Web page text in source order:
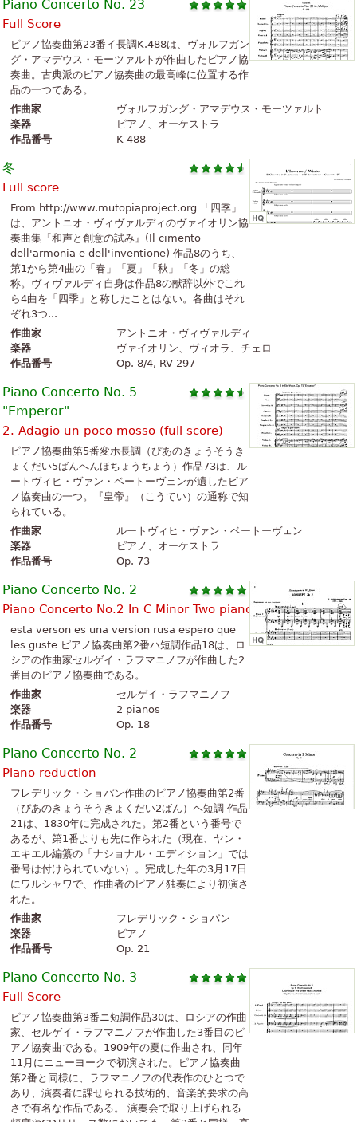
Piano Concerto No. 23
Full Score
ピアノ協奏曲第23番イ長調K.488は、ヴォルフガン
グ・アマデウス・モーツァルトが作曲したピアノ協
奏曲。古典派のピアノ協奏曲の最高峰に位置する作
品の一つである。
作曲家
ヴォルフガング・アマデウス・モーツァルト
楽器
ピアノ、オーケストラ
作品番号
K 488
冬
Full score
From http://www.mutopiaproject.org 「四季」
は、アントニオ・ヴィヴァルディのヴァイオリン協
奏曲集『和声と創意の試み』(Il cimento
dell'armonia e dell'inventione) 作品8のうち、
第1から第4曲の「春」「夏」「秋」「冬」の総
称。ヴィヴァルディ自身は作品8の献辞以外でこれ
ら4曲を「四季」と称したことはない。各曲はそれ
ぞれ3つ...
作曲家
アントニオ・ヴィヴァルディ
楽器
ヴァイオリン、ヴィオラ、チェロ
作品番号
Op. 8/4, RV 297
Piano Concerto No. 5
"Emperor"
2. Adagio un poco mosso (full score)
ピアノ協奏曲第5番変ホ長調（ぴあのきょうそうき
ょくだい5ばんへんほちょうちょう）作品73は、ル
ートヴィヒ・ヴァン・ベートーヴェンが遺したピア
ノ協奏曲の一つ。『皇帝』（こうてい）の通称で知
られている。
作曲家
ルートヴィヒ・ヴァン・ベートーヴェン
楽器
ピアノ、オーケストラ
作品番号
Op. 73
Piano Concerto No. 2
Piano Concerto No.2 In C Minor Two pianos
esta verson es una version rusa espero que
les guste ピアノ協奏曲第2番ハ短調作品18は、ロ
シアの作曲家セルゲイ・ラフマニノフが作曲した2
番目のピアノ協奏曲である。
作曲家
セルゲイ・ラフマニノフ
楽器
2 pianos
作品番号
Op. 18
Piano Concerto No. 2
Piano reduction
フレデリック・ショパン作曲のピアノ協奏曲第2番
（ぴあのきょうそうきょくだい2ばん）ヘ短調 作品
21は、1830年に完成された。第2番という番号で
あるが、第1番よりも先に作られた（現在、ヤン・
エキエル編纂の「ナショナル・エディション」では
番号は付けられていない）。完成した年の3月17日
にワルシャワで、作曲者のピアノ独奏により初演さ
れた。
作曲家
フレデリック・ショパン
楽器
ピアノ
作品番号
Op. 21
Piano Concerto No. 3
Full Score
ピアノ協奏曲第3番ニ短調作品30は、ロシアの作曲
家、セルゲイ・ラフマニノフが作曲した3番目のピ
アノ協奏曲である。1909年の夏に作曲され、同年
11月にニューヨークで初演された。ピアノ協奏曲
第2番と同様に、ラフマニノフの代表作のひとつで
あり、演奏者に課せられる技術的、音楽的要求の高
さで有名な作品である。 演奏会で取り上げられる